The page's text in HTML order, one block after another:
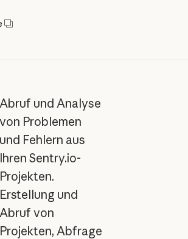
Abruf und Analyse
von Problemen
und Fehlern aus
Ihren Sentry.io-
Projekten.
Erstellung und
Abruf von
Projekten, Abfrage